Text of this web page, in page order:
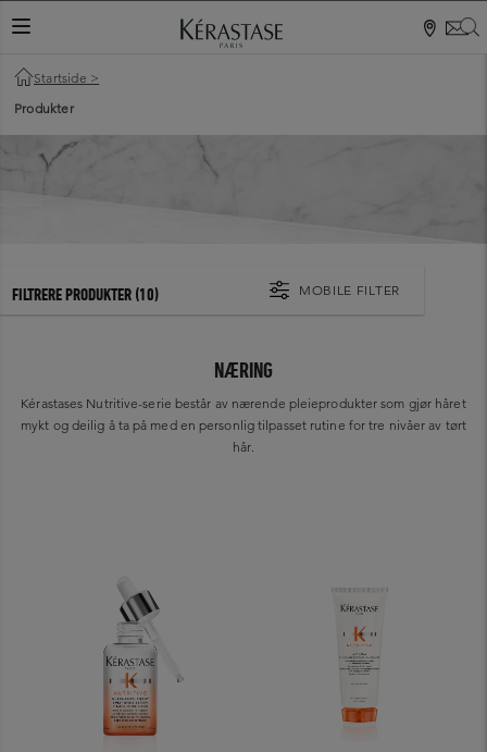
VEKSLINGSNAVIGASJON
Startside >
Produkter
FILTRERE PRODUKTER (10) MOBILE FILTER
NÆRING
Kérastases Nutritive-serie består av nærende pleieprodukter som gjør håret
mykt og deilig å ta på med en personlig tilpasset rutine for tre nivåer av tørt
hår.